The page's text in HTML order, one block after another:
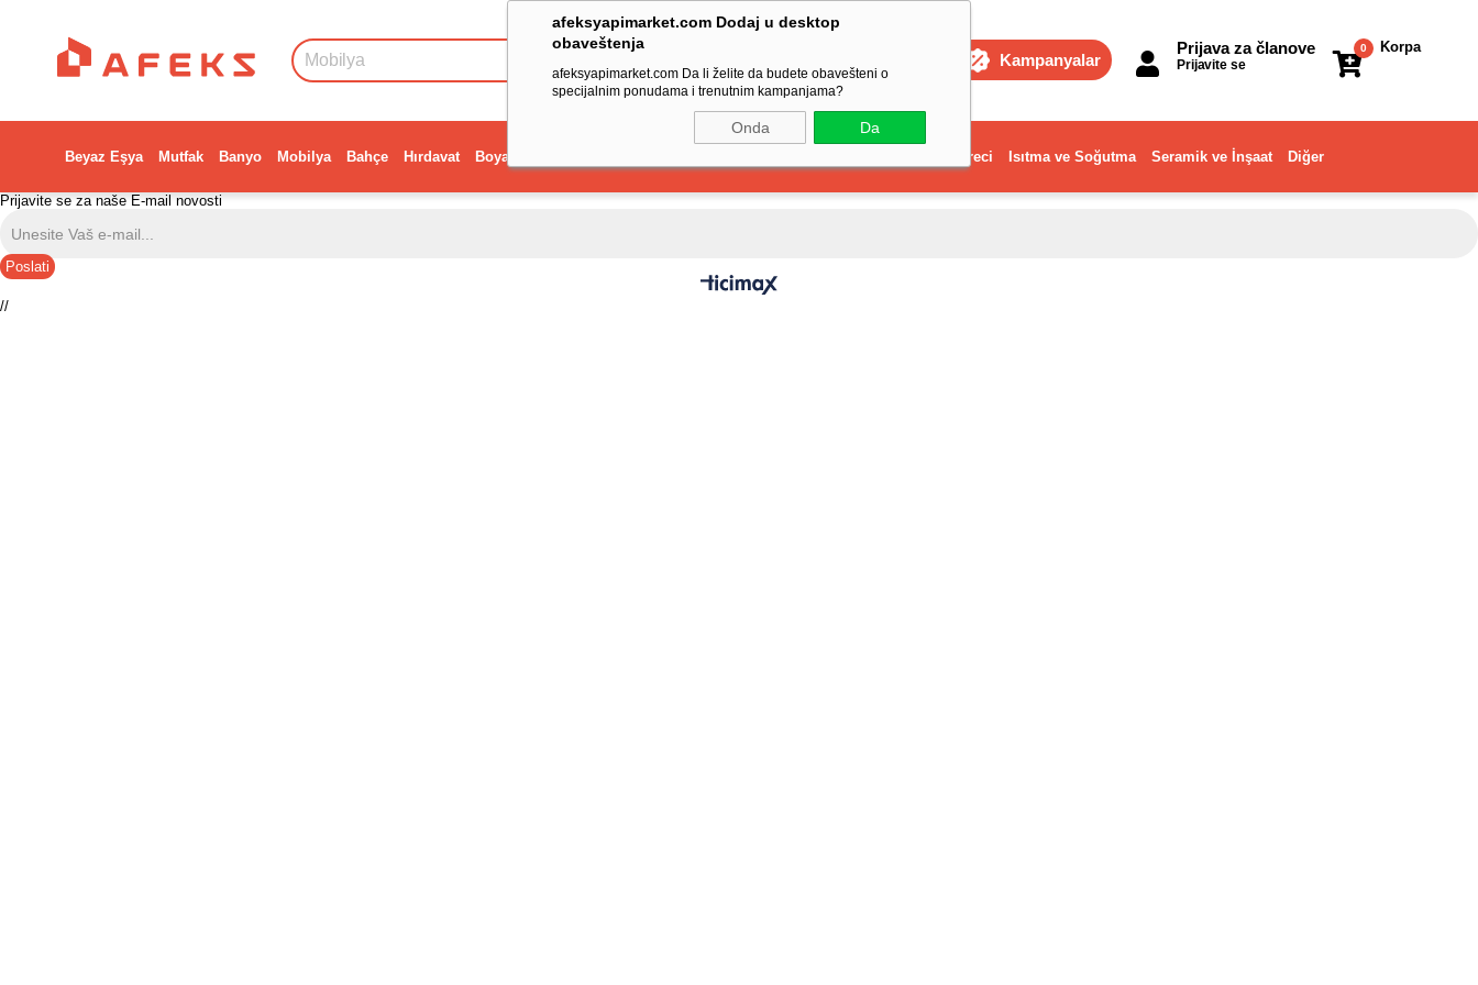
afeksyapimarket.com Dodaj u desktop
obaveštenja
afeksyapimarket.com Da li želite da budete obavešteni o
specijalnim ponudama i trenutnim kampanjama?
Onda Da
Kampanyalar
Korpa
0
Prijava za članove
Prijavite se
Beyaz Eşya Mutfak Banyo Mobilya Bahçe Hırdavat Boya Dekorasyon ve Ev Gereci Isıtma ve Soğutma Seramik ve İnşaat Diğer
Prijavite se za naše E-mail novosti
Poslati
//